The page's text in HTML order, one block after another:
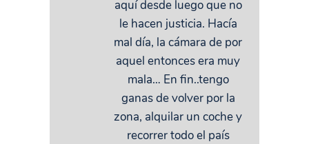
aquí desde luego que no
le hacen justicia. Hacía
mal día, la cámara de por
aquel entonces era muy
mala… En fin..tengo
ganas de volver por la
zona, alquilar un coche y
recorrer todo el país